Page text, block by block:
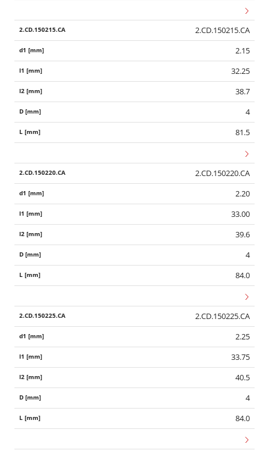
2.CD.150215.CA
2.15
32.25
38.7
4
81.5
2.CD.150220.CA
2.20
33.00
39.6
4
84.0
2.CD.150225.CA
2.25
33.75
40.5
4
84.0